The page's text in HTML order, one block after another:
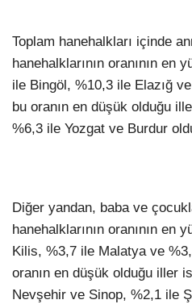
Toplam hanehalkları içinde
hanehalklarının oranının en
ile Bingöl, %10,3 ile Elazığ
bu oranın en düşük olduğu
%6,3 ile Yozgat ve Burdur
Diğer yandan, baba ve
hanehalklarının oranının en
Kilis, %3,7 ile Malatya ve
oranın en düşük olduğu iller
Nevşehir ve Sinop, %2,1 ile